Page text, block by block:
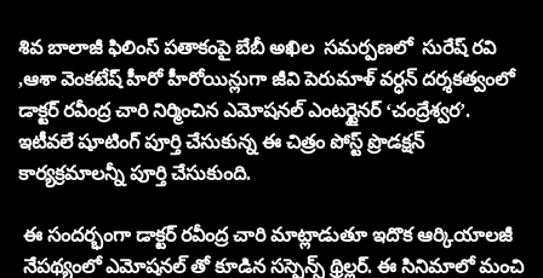
శివ బాలాజీ ఫిలింస్ పతాకంపై బేబీ అఖిల సమర్పణలో సురేష్ రవి
,ఆశా వెంకటేష్ హీరో హీరోయిన్లుగా జీవి పెరుమాళ్ వర్ధన్ దర్శకత్వంలో
డాక్టర్ రవీంద్ర చారి నిర్మించిన ఎమోషనల్ ఎంటర్టైనర్ ‘చంద్రేశ్వర’.
ఇటీవలే షూటింగ్ పూర్తి చేసుకున్న ఈ చిత్రం పోస్ట్ ప్రొడక్షన్
కార్యక్రమాలన్నీ పూర్తి చేసుకుంది.
ఈ సందర్భంగా డాక్టర్ రవీంద్ర చారి మాట్లాడుతూ ఇదొక ఆర్కియాలజీ
నేపథ్యంలో ఎమోషనల్ తో కూడిన సస్పెన్స్ థ్రిల్లర్. ఈ సినిమాలో మంచి